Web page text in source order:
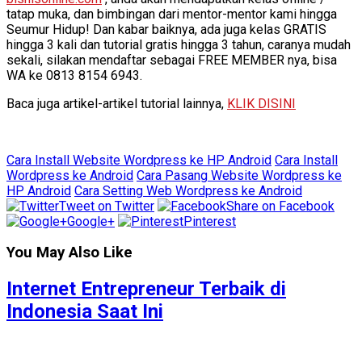
tatap muka, dan bimbingan dari mentor-mentor kami hingga
Seumur Hidup! Dan kabar baiknya, ada juga kelas GRATIS
hingga 3 kali dan tutorial gratis hingga 3 tahun, caranya mudah
sekali, silakan mendaftar sebagai FREE MEMBER nya, bisa
WA ke 0813 8154 6943.
Baca juga artikel-artikel tutorial lainnya, KLIK DISINI
Cara Install Website Wordpress ke HP Android Cara Install
Wordpress ke Android Cara Pasang Website Wordpress ke
HP Android Cara Setting Web Wordpress ke Android
Tweet on Twitter
Share on Facebook
Google+
Pinterest
You May Also Like
Internet Entrepreneur Terbaik di
Indonesia Saat Ini